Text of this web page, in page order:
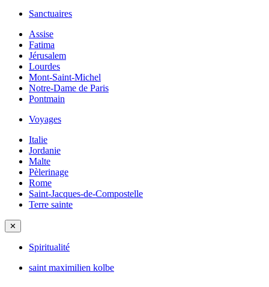
Sanctuaires
Assise
Fatima
Jérusalem
Lourdes
Mont-Saint-Michel
Notre-Dame de Paris
Pontmain
Voyages
Italie
Jordanie
Malte
Pèlerinage
Rome
Saint-Jacques-de-Compostelle
Terre sainte
✕
Spiritualité
saint maximilien kolbe